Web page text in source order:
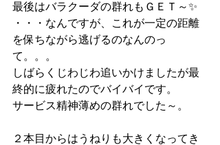
最後はバラクーダの群れもＧＥＴ～✨
・・・なんですが、これが一定の距離
を保ちながら逃げるのなんのっ
て。。。
しばらくじわじわ追いかけましたが最
終的に疲れたのでバイバイです。
サービス精神薄めの群れでした～。
２本目からはうねりも大きくなってき